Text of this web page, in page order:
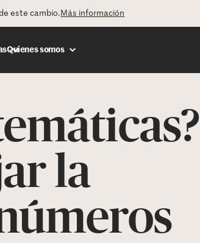
este cambio. Más información
Quienes somos
la